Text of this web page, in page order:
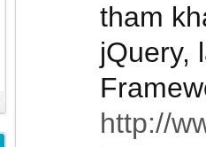
tham
jQuery,
http://